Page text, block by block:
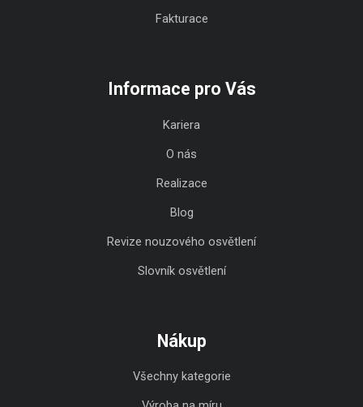
Fakturace
Informace pro Vás
Kariera
O nás
Realizace
Blog
Revize nouzového osvětlení
Slovník osvětlení
Nákup
Všechny kategorie